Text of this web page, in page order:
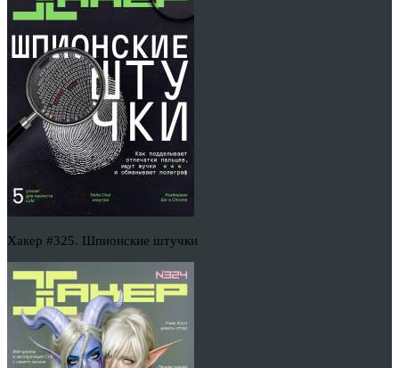
Хакер #325. Шпионские штучки